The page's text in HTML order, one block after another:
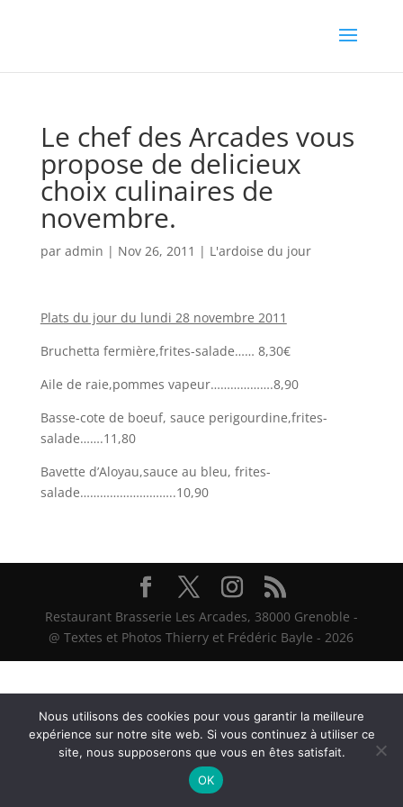
Le chef des Arcades vous
propose de delicieux
choix culinaires de
novembre.
par admin | Nov 26, 2011 | L'ardoise du jour
Plats du jour du lundi 28 novembre 2011
Bruchetta fermière,frites-salade…… 8,30€
Aile de raie,pommes vapeur……………….8,90
Basse-cote de boeuf, sauce perigourdine,frites-
salade…….11,80
Bavette d’Aloyau,sauce au bleu, frites-
salade………………………..10,90
Restaurant Brasserie Les Arcades, 38000 Grenoble -
@ Textes et Photos Thierry et Frédéric Bayle - 2026
Nous utilisons des cookies pour vous garantir la meilleure
expérience sur notre site web. Si vous continuez à utiliser ce
site, nous supposerons que vous en êtes satisfait.
OK